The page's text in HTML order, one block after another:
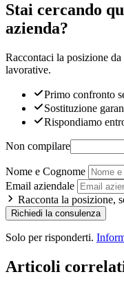
Stai cercando
azienda?
Raccontaci la posizione
lavorative.
Primo confronto
Sostituzione
Rispondiamo
Non compilare
Nome e Cognome
Email aziendale
Racconta la posizione,
Richiedi la consulenza
Solo per risponderti.
Articoli